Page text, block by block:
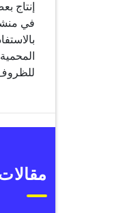
إنتاج
في
للظروف